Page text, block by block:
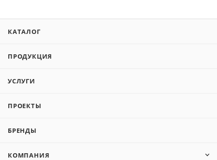
КАТАЛОГ
ПРОДУКЦИЯ
УСЛУГИ
ПРОЕКТЫ
БРЕНДЫ
КОМПАНИЯ